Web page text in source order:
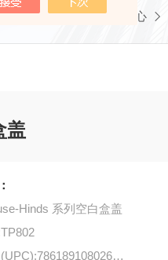
前位置：首页 产品中心
盖
Hinds 系列空白盒盖